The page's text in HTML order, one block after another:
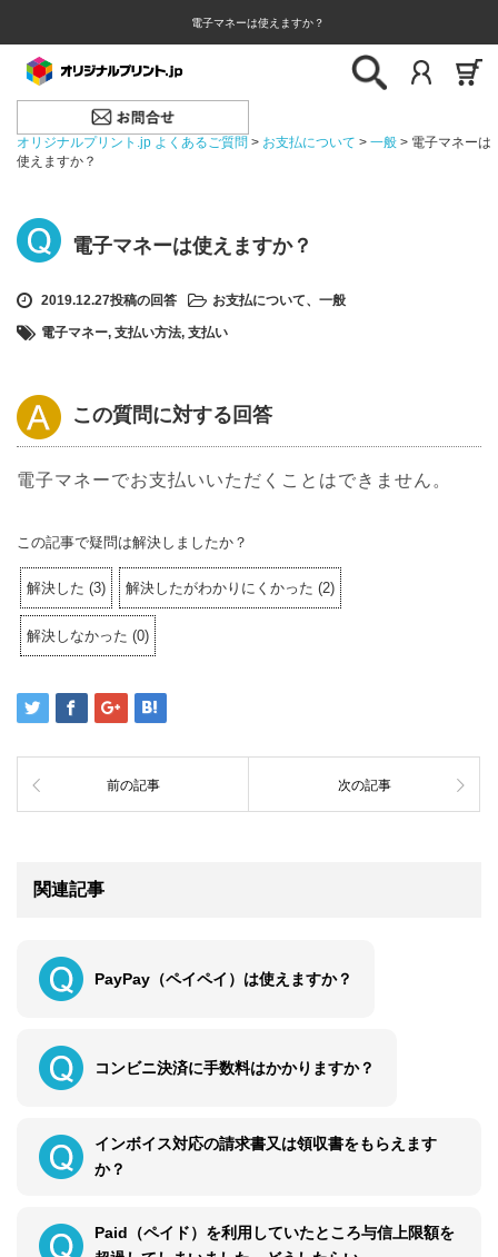
電子マネーは使えますか？
オリジナルプリント.jp よくあるご質問 > お支払について > 一般 > 電子マネーは
使えますか？
電子マネーは使えますか？
2019.12.27投稿の回答 お支払について、 一般
電子マネー, 支払い方法, 支払い
この質問に対する回答
電子マネーでお支払いいただくことはできません。
この記事で疑問は解決しましたか？
解決した (3) 解決したがわかりにくかった (2)
解決しなかった (0)
前の記事 次の記事
関連記事
PayPay（ペイペイ）は使えますか？
コンビニ決済に手数料はかかりますか？
インボイス対応の請求書又は領収書をもらえます
か？
Paid（ペイド）を利用していたところ与信上限額を